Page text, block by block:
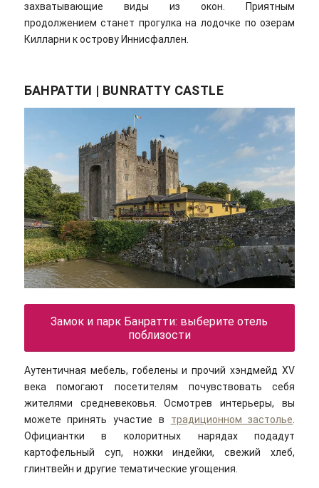
захватывающие виды из окон. Приятным
продолжением станет прогулка на лодочке по озерам
Килларни к острову Иннисфаллен.
БАНРАТТИ | BUNRATTY CASTLE
Замок и парк Банратти: выберите отель
поблизости
Аутентичная мебель, гобелены и прочий хэндмейд XV
века помогают посетителям почувствовать себя
жителями средневековья. Осмотрев интерьеры, вы
можете принять участие в традиционном застолье
Официантки в колоритных нарядах подадут
картофельный суп, ножки индейки, свежий хлеб,
глинтвейн и другие тематические угощения.